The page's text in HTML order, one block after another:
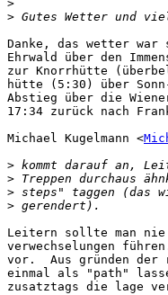
>
>
Danke, das wetter
Ehrwald über den
zur Knorrhütte
hütte (5:30) über
Abstieg über die
17:34 zurück nach
Michael Kugelmann <
>
>
>
>
Leitern sollte man
verwechselungen
vor.  Aus gründen
einmal als "path"
zusatztags die lage